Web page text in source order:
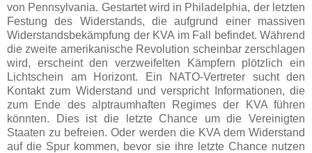
von Pennsylvania. Gestartet wird in Philadelphia, der letzten
Festung des Widerstands, die aufgrund einer massiven
Widerstandsbekämpfung der KVA im Fall befindet. Während
die zweite amerikanische Revolution scheinbar zerschlagen
wird, erscheint den verzweifelten Kämpfern plötzlich ein
Lichtschein am Horizont. Ein NATO-Vertreter sucht den
Kontakt zum Widerstand und verspricht Informationen, die
zum Ende des alptraumhaften Regimes der KVA führen
könnten. Dies ist die letzte Chance um die Vereinigten
Staaten zu befreien. Oder werden die KVA dem Widerstand
auf die Spur kommen, bevor sie ihre letzte Chance nutzen